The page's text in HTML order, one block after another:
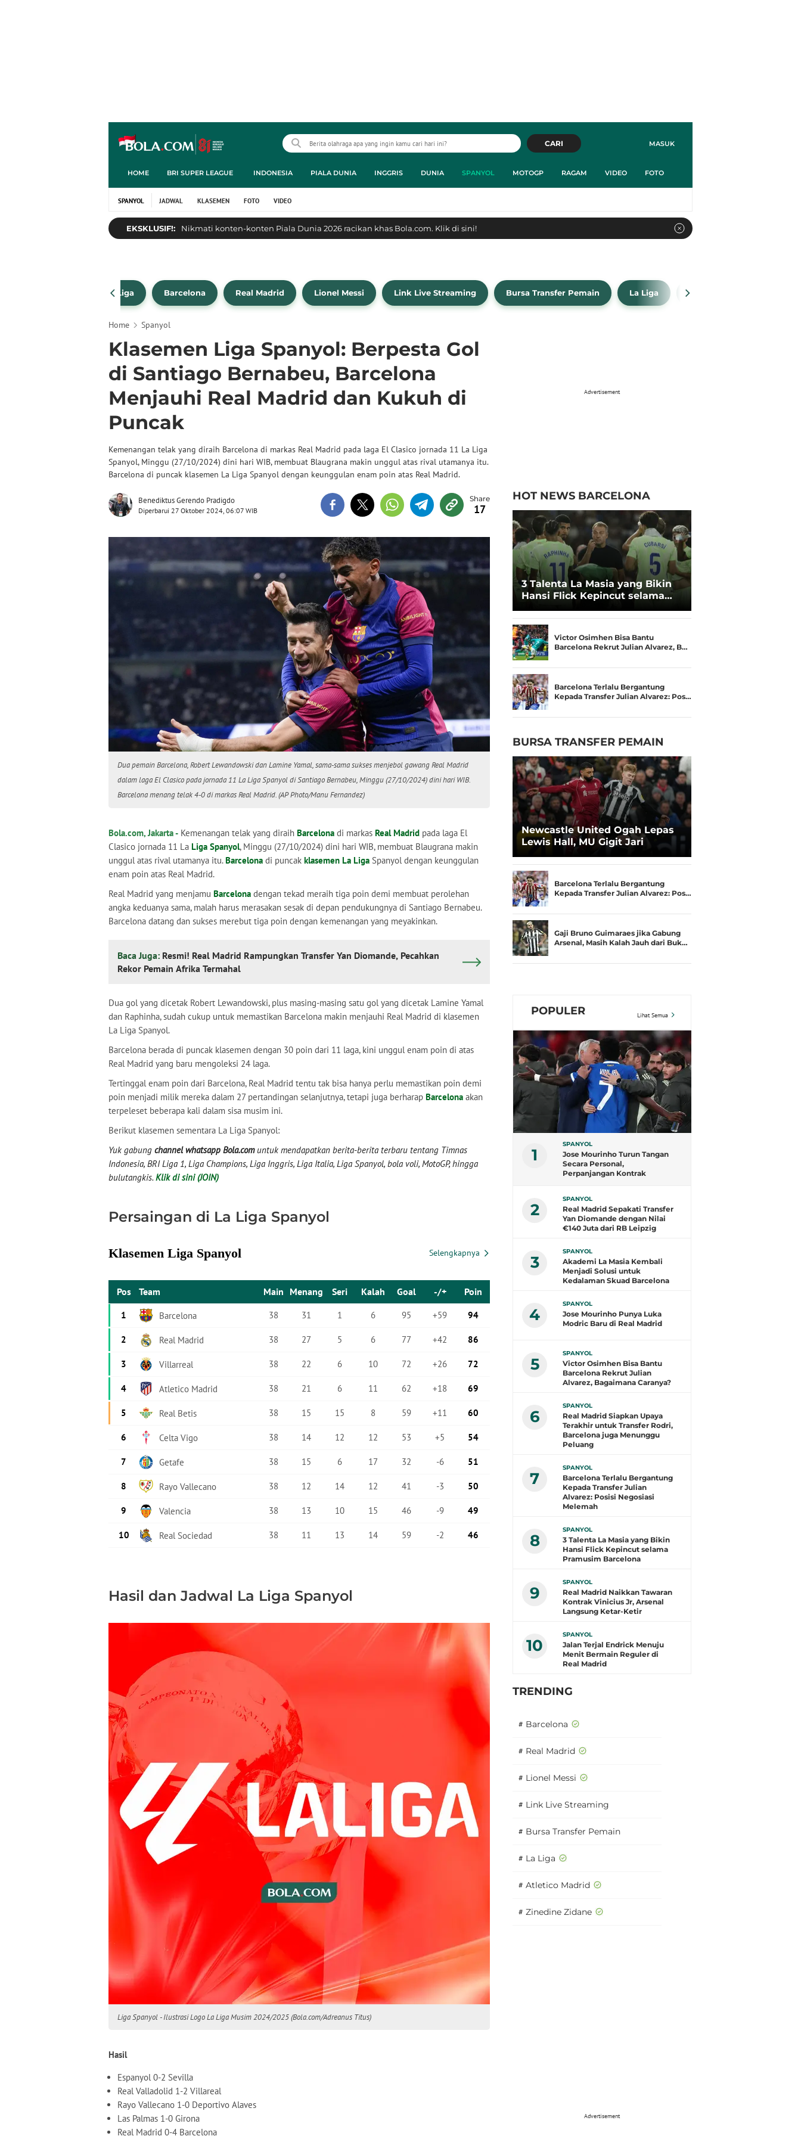
MASUK
CARI
HOME BRI SUPER LEAGUE INDONESIA PIALA DUNIA INGGRIS DUNIA SPANYOL MOTOGP RAGAM VIDEO FOTO
SPANYOL JADWAL KLASEMEN FOTO VIDEO
EKSKLUSIF!: Nikmati konten-konten Piala Dunia 2026 racikan khas Bola.com. Klik di sini!
La Liga Barcelona Real Madrid Lionel Messi Link Live Streaming Bursa Transfer Pemain La Liga Barcelona
Home Spanyol
Klasemen Liga Spanyol: Berpesta Gol
di Santiago Bernabeu, Barcelona
Menjauhi Real Madrid dan Kukuh di
Puncak
Kemenangan telak yang diraih Barcelona di markas Real Madrid pada laga El Clasico jornada 11 La Liga
Spanyol, Minggu (27/10/2024) dini hari WIB, membuat Blaugrana makin unggul atas rival utamanya itu.
Barcelona di puncak klasemen La Liga Spanyol dengan keunggulan enam poin atas Real Madrid.
Benediktus Gerendo Pradigdo
Diperbarui 27 Oktober 2024, 06:07 WIB 17
Dua pemain Barcelona, Robert Lewandowski dan Lamine Yamal, sama-sama sukses menjebol gawang Real Madrid
dalam laga El Clasico pada jornada 11 La Liga Spanyol di Santiago Bernabeu, Minggu (27/10/2024) dini hari WIB.
Barcelona menang telak 4-0 di markas Real Madrid. (AP Photo/Manu Fernandez)
Bola.com, Jakarta - Kemenangan telak yang diraih Barcelona di markas Real Madrid pada laga El
Clasico jornada 11 La Liga Spanyol, Minggu (27/10/2024) dini hari WIB, membuat Blaugrana makin
unggul atas rival utamanya itu.Barcelona di puncak klasemen La Liga Spanyol dengan keunggulan
enam poin atas Real Madrid.
Real Madrid yang menjamu Barcelona dengan tekad meraih tiga poin demi membuat perolehan
angka keduanya sama, malah harus merasakan sesak di depan pendukungnya di Santiago Bernabeu.
Barcelona datang dan sukses merebut tiga poin dengan kemenangan yang meyakinkan.
Baca Juga: Resmi! Real Madrid Rampungkan Transfer Yan Diomande, Pecahkan
Rekor Pemain Afrika Termahal
Dua gol yang dicetak Robert Lewandowski, plus masing-masing satu gol yang dicetak Lamine Yamal
dan Raphinha, sudah cukup untuk memastikan Barcelona makin menjauhi Real Madrid di klasemen
La Liga Spanyol.
Barcelona berada di puncak klasemen dengan 30 poin dari 11 laga, kini unggul enam poin di atas
Real Madrid yang baru mengoleksi 24 laga.
Tertinggal enam poin dari Barcelona, Real Madrid tentu tak bisa hanya perlu memastikan poin demi
poin menjadi milik mereka dalam 27 pertandingan selanjutnya, tetapi juga berharap Barcelona akan
terpeleset beberapa kali dalam sisa musim ini.
Berikut klasemen sementara La Liga Spanyol:
Yuk gabung channel whatsapp Bola.comuntuk mendapatkan berita-berita terbaru tentang Timnas
Indonesia, BRI Liga 1, Liga Champions, Liga Inggris, Liga Italia, Liga Spanyol, bola voli, MotoGP, hingga
bulutangkis. Klik di sini (JOIN)
Persaingan di La Liga Spanyol
Hasil dan Jadwal La Liga Spanyol
Liga Spanyol - Ilustrasi Logo La Liga Musim 2024/2025 (Bola.com/Adreanus Titus)
Hasil
Espanyol 0-2 Sevilla
Real Valladolid 1-2 Villareal
Rayo Vallecano 1-0 Deportivo Alaves
Las Palmas 1-0 Girona
Real Madrid 0-4 Barcelona
Advertisement
HOT NEWS BARCELONA
3 Talenta La Masia yang Bikin
Hansi Flick Kepincut selama
Victor Osimhen Bisa Bantu
Barcelona Rekrut Julian Alvarez, B…
Barcelona Terlalu Bergantung
Kepada Transfer Julian Alvarez: Pos…
BURSA TRANSFER PEMAIN
Newcastle United Ogah Lepas
Lewis Hall, MU Gigit Jari
Barcelona Terlalu Bergantung
Kepada Transfer Julian Alvarez: Pos…
Gaji Bruno Guimaraes jika Gabung
Arsenal, Masih Kalah Jauh dari Buk…
POPULER Lihat Semua
1
SPANYOL
Jose Mourinho Turun Tangan
Secara Personal,
Perpanjangan Kontrak
2
SPANYOL
Real Madrid Sepakati Transfer
Yan Diomande dengan Nilai
€140 Juta dari RB Leipzig
3
SPANYOL
Akademi La Masia Kembali
Menjadi Solusi untuk
Kedalaman Skuad Barcelona
4
SPANYOL
Jose Mourinho Punya Luka
Modric Baru di Real Madrid
5
SPANYOL
Victor Osimhen Bisa Bantu
Barcelona Rekrut Julian
Alvarez, Bagaimana Caranya?
6
SPANYOL
Real Madrid Siapkan Upaya
Terakhir untuk Transfer Rodri,
Barcelona juga Menunggu
Peluang
7
SPANYOL
Barcelona Terlalu Bergantung
Kepada Transfer Julian
Alvarez: Posisi Negosiasi
Melemah
8
SPANYOL
3 Talenta La Masia yang Bikin
Hansi Flick Kepincut selama
Pramusim Barcelona
9
SPANYOL
Real Madrid Naikkan Tawaran
Kontrak Vinicius Jr, Arsenal
Langsung Ketar-Ketir
10
SPANYOL
Jalan Terjal Endrick Menuju
Menit Bermain Reguler di
Real Madrid
TRENDING
# Barcelona
# Real Madrid
# Lionel Messi
# Link Live Streaming
# Bursa Transfer Pemain
# La Liga
# Atletico Madrid
# Zinedine Zidane
Advertisement